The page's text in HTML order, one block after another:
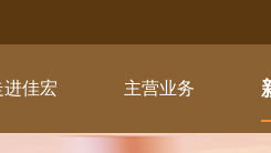
进佳宏 主营业务